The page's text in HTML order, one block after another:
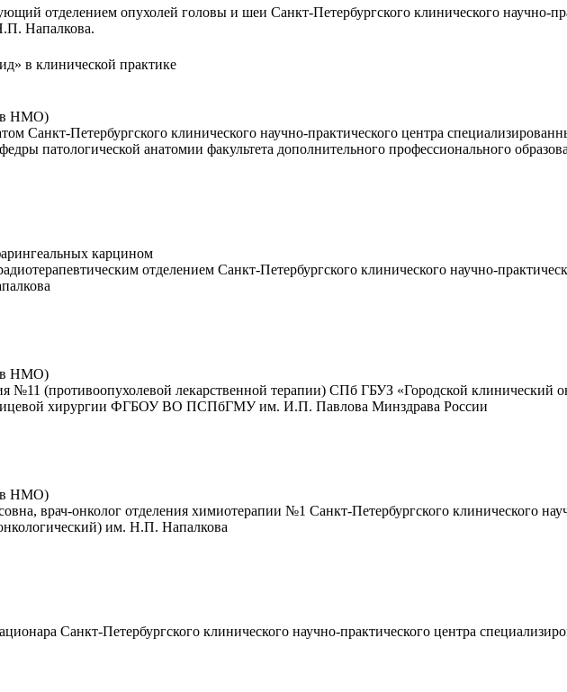
отделением опухолей головы и шеи Санкт-Петербургского клинического научно-
Напалкова.
в клинической практике
в НМО)
Санкт-Петербургского клинического научно-практического центра
патологической анатомии факультета дополнительного профессионального
карцином
отделением Санкт-Петербургского клинического научно-
в НМО)
№11 (противоопухолевой лекарственной терапии) СПб ГБУЗ «Городской клинический
лицевой хирургии ФГБОУ ВО ПСПбГМУ им. И.П. Павлова Минздрава России
в НМО)
врач-онколог отделения химиотерапии №1 Санкт-Петербургского клинического
им. Н.П. Напалкова
Санкт-Петербургского клинического научно-практического центра